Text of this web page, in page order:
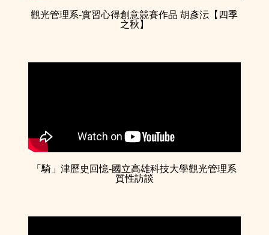
觀光管理系-實習心得創意競賽作品 胡彥沄【四季
之秋】
「騎」津歷史回憶-國立高雄科技大學觀光管理系
質性訪談